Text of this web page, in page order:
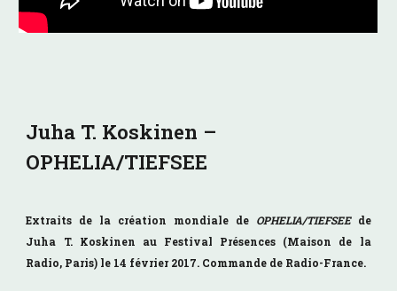
Juha T. Koskinen –
OPHELIA/TIEFSEE
Extraits de la création mondiale de OPHELIA/TIEFSEEde
Juha T. Koskinen au Festival Présences (Maison de la
Radio, Paris) le 14 février 2017. Commande de Radio-France.